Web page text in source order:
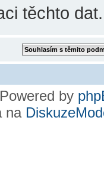
těchto dat.
Powered by
na